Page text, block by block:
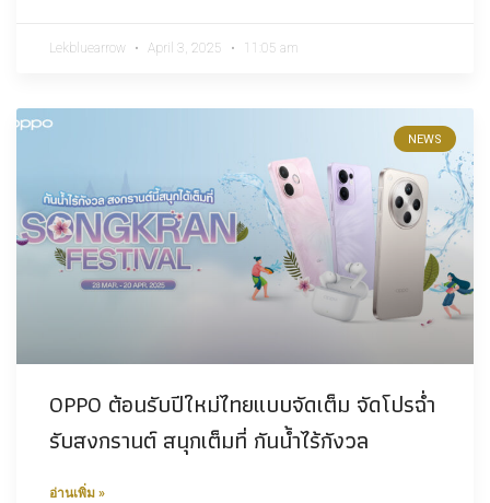
Lekbluearrow April 3, 2025 11:05 am
NEWS
OPPO ต้อนรับปีใหม่ไทยแบบจัดเต็ม จัดโปรฉ่ำ
รับสงกรานต์ สนุกเต็มที่ กันน้ำไร้กังวล
อ่านเพิ่ม »